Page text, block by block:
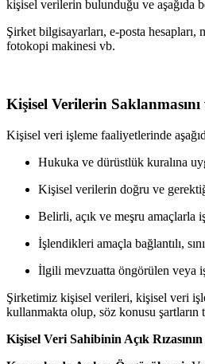
kişisel verilerin bulunduğu ve aşağıda
Şirket bilgisayarları, e-posta
fotokopi makinesi vb.
Kişisel Verilerin
Kişisel veri işleme faaliyetlerinde
Hukuka ve dürüstlük kuralına
Kişisel verilerin doğru ve
Belirli, açık ve meşru amaçlarla
İşlendikleri amaçla bağlantılı,
İlgili mevzuatta öngörülen veya
Şirketimiz kişisel verileri, kişisel veri
kullanmakta olup, söz konusu şartların
Kişisel Veri Sahibinin Açık